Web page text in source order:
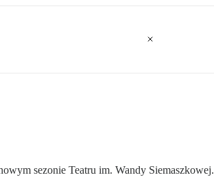
sezonie Teatru im. Wandy Siemaszkowej.